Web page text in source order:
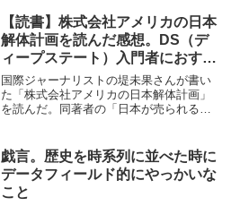
【読書】株式会社アメリカの日本
解体計画を読んだ感想。DS（デ
ィープステート）入門者におすす
めしたい。
国際ジャーナリストの堤未果さんが書い
た「株式会社アメリカの日本解体計画」
を読んだ。同著者の「日本が売られる」
正直なところ気が進まなかった。だがこ
の株式会社アメリカ…は、...
戯言。歴史を時系列に並べた時に
データフィールド的にやっかいな
こと